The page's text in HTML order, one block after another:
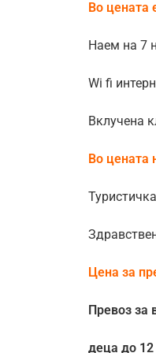
Во цената
Наем на 7
Wi fi
Вклучена
Во цената
Цена за
Превоз за
деца до 12